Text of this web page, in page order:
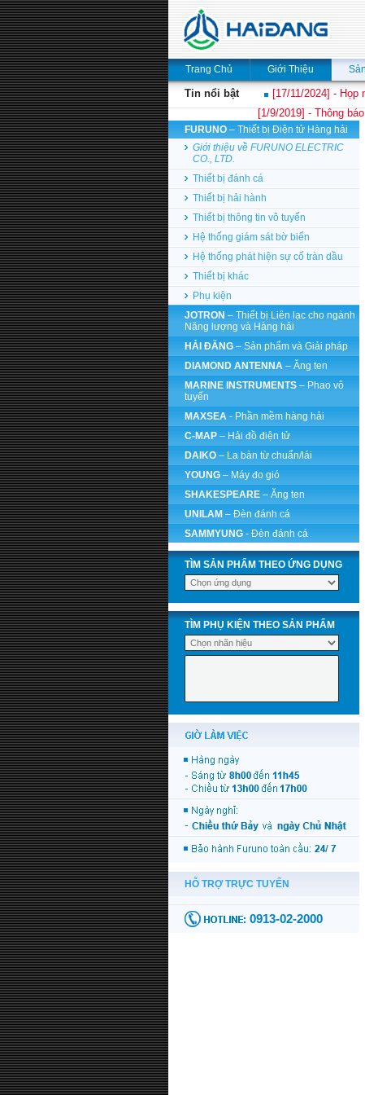
Trang Chủ Giới Thiệu
Tin nổi bật
[17/11/2024] -
[1/9/2019] - Thông
FURUNO – Thiết bị Điện tử Hàng hải
Giới thiệu về FURUNO ELECTRIC
CO., LTD.
Thiết bị đánh cá
Thiết bị hải hành
Thiết bị thông tin vô tuyến
Hệ thống giám sát bờ biển
Hệ thống phát hiện sự cố tràn dầu
Thiết bị khác
Phụ kiện
JOTRON – Thiết bị Liên lạc cho ngành
Năng lượng và Hàng hải
HẢI ĐĂNG – Sản phẩm và Giải pháp
DIAMOND ANTENNA – Ăng ten
MARINE INSTRUMENTS – Phao vô
tuyến
MAXSEA - Phần mềm hàng hải
C-MAP – Hải đồ điện tử
DAIKO – La bàn từ chuẩn/lái
YOUNG – Máy đo gió
SHAKESPEARE – Ăng ten
UNILAM – Đèn đánh cá
SAMMYUNG - Đèn đánh cá
TÌM SẢN PHẨM THEO ỨNG DỤNG
TÌM PHỤ KIỆN THEO SẢN PHẨM